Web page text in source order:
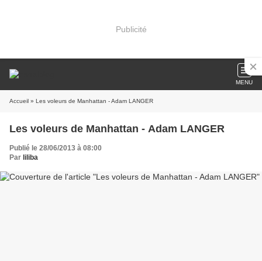
Publicité
MENU
Accueil » Les voleurs de Manhattan - Adam LANGER
Les voleurs de Manhattan - Adam LANGER
Publié le 28/06/2013 à 08:00
Par liliba